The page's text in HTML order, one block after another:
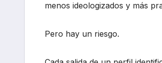
menos ideologizados y más
Pero hay un riesgo.